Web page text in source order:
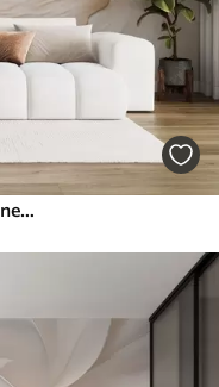
Teksturirani, bež in beli listi ginkga z nežnim organskim potiskom